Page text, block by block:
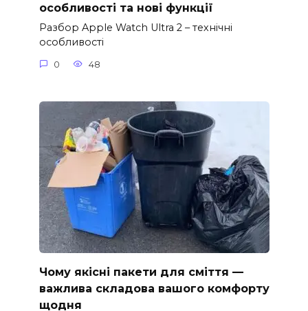
особливості та нові функції
Разбор Apple Watch Ultra 2 – технічні
особливості
0 48
Чому якісні пакети для сміття —
важлива складова вашого комфорту
щодня